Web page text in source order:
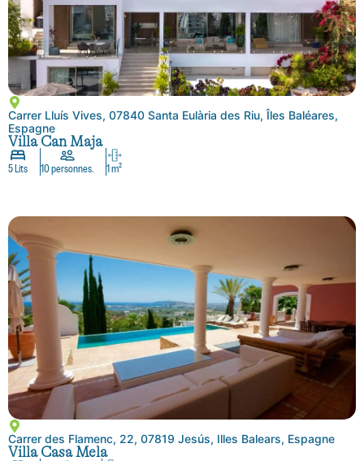
Carrer Lluís Vives, 07840 Santa Eulària des Riu, Îles Baléares,
Espagne
Villa Can Maja
5 Lits 10 personnes. 1 m²
Carrer des Flamenc, 22, 07819 Jesús, Illes Balears, Espagne
Villa Casa Mela